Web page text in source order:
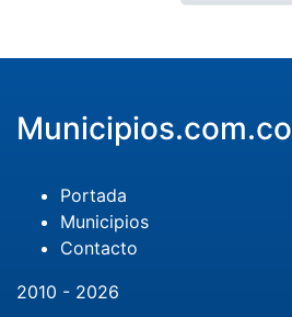
Municipios.com.co
Portada
Municipios
Contacto
2010 - 2026